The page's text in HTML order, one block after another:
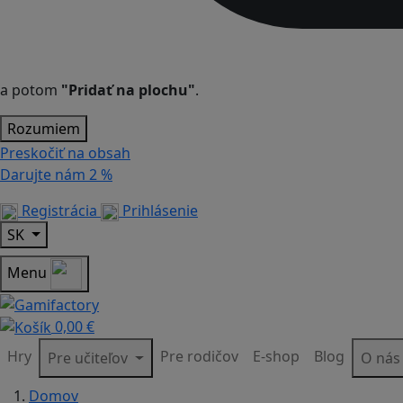
a potom "Pridať na plochu".
Rozumiem
Preskočiť na obsah
Darujte nám 2 %
Registrácia
Prihlásenie
SK
Menu
0,00 €
Hry
Pre učiteľov Pre rodičov E-shop Blog
O nás
Domov